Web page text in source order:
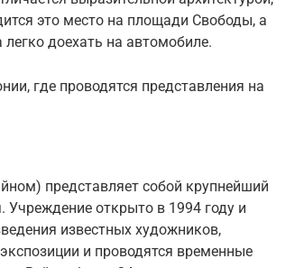
это место на площади Свободы, а
доехать на автомобиле.
где проводятся представления на
представляет собой крупнейший
Учреждение открыто в 1994 году и
известных художников,
и проводятся временные